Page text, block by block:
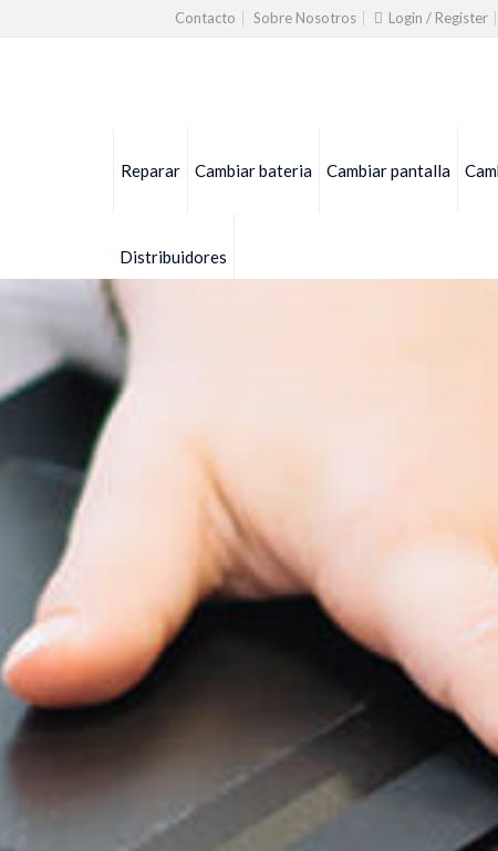
Contacto Sobre Nosotros Login / Register
Reparar Cambiar bateria Cambiar pantalla
Distribuidores